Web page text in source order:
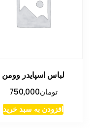
لباس اسپایدر وومن
تومان750,000
افزودن به سبد خرید